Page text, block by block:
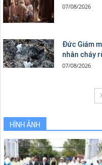
07/08/2026
Đức Giám
nhân cháy
07/08/2026
HÌNH ẢNH